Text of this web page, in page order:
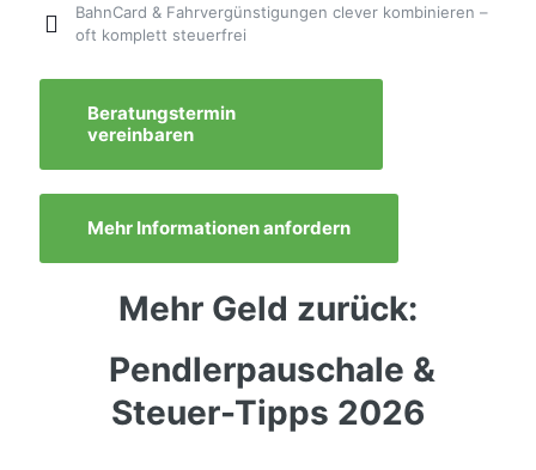
BahnCard & Fahrvergünstigungen clever kombinieren –
oft komplett steuerfrei
Beratungstermin
vereinbaren
Mehr Informationen anfordern
Mehr Geld zurück:
Pendlerpauschale &
Steuer-Tipps 2026